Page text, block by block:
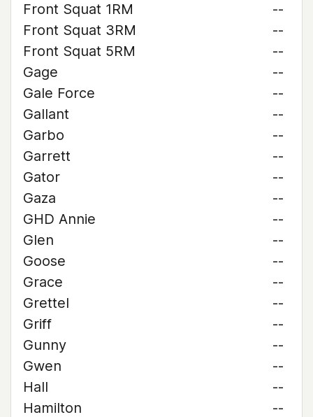
Front Squat 1RM
--
Front Squat 3RM
--
Front Squat 5RM
--
Gage
--
Gale Force
--
Gallant
--
Garbo
--
Garrett
--
Gator
--
Gaza
--
GHD Annie
--
Glen
--
Goose
--
Grace
--
Grettel
--
Griff
--
Gunny
--
Gwen
--
Hall
--
Hamilton
--